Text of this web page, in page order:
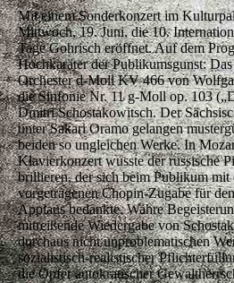
Mit einem Sonderkonzert im
Mittwoch, 19. Juni, die 10.
Tage Gohrisch eröffnet. Auf dem
Hochkaräter der Publikumsgunst:
Orchester d-Moll KV 466 von
die Sinfonie Nr. 11 g-Moll op. 103
Dmitri Schostakowitsch. Der
unter Sakari Oramo gelangen
beiden so ungleichen Werke. In
Klavierkonzert wusste der russische
brillieren, der sich beim Publikum mit
vorgetragenen Chopin-Zugabe für
Applaus bedankte. Wahre
mitreißende Wiedergabe von
durchaus nicht unproblematischen
sozialistisch-realistischer
die Opfer autokratischer